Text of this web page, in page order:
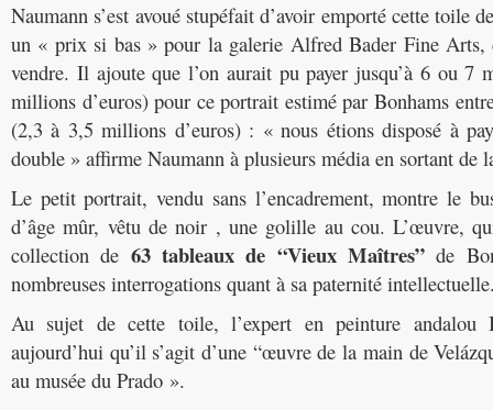
Naumann s’est avoué stupéfait d’avoir emporté cette toile
un « prix si bas » pour la galerie Alfred Bader Fine Arts,
vendre. Il ajoute que l’on aurait pu payer jusqu’à 6 ou
millions d’euros) pour ce portrait estimé par Bonhams
(2,3 à 3,5 millions d’euros) : « nous étions disposé à
double » affirme Naumann à plusieurs média en sortant de
Le petit portrait, vendu sans l’encadrement, montre le
d’âge mûr, vêtu de noir , une golille au cou. L’œuvre,
collection de 63 tableaux de “Vieux Maîtres” de
nombreuses interrogations quant à sa paternité
Au sujet de cette toile, l’expert en peinture andalou
aujourd’hui qu’il s’agit d’une “œuvre de la main de
au musée du Prado ».